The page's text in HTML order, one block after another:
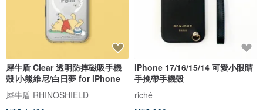
犀牛盾 Clear 透明防摔磁吸手機
殼∣小熊維尼/白日夢 for iPhone
犀牛盾 RHINOSHIELD
iPhone 17/16/15/14 可愛小眼睛
手挽帶手機殼
riché